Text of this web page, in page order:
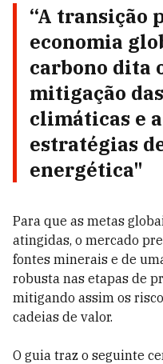
“A transição
economia
carbono dita
mitigação
climáticas e
estratégias
energética"
Para que as metas
atingidas, o mercado
fontes minerais e de
robusta nas etapas de
mitigando assim os
cadeias de valor.
O guia traz o seguinte